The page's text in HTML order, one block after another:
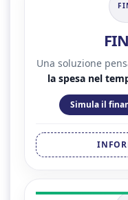
Una soluzione
la spesa nel
Simula il